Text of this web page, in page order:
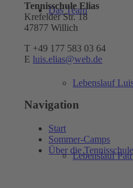
Das Team
Lebenslauf
Lebenslauf
Tennisschule Elias
Krefelder Str. 18
47877 Willich
T +49 177 583 03 64
E luis.elias@web.de
Navigation
Start
Sommer-Camps
Über die